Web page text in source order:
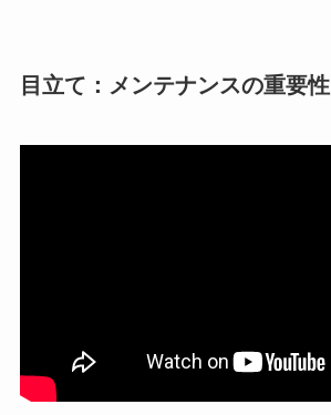
目立て：メンテナンスの重要性